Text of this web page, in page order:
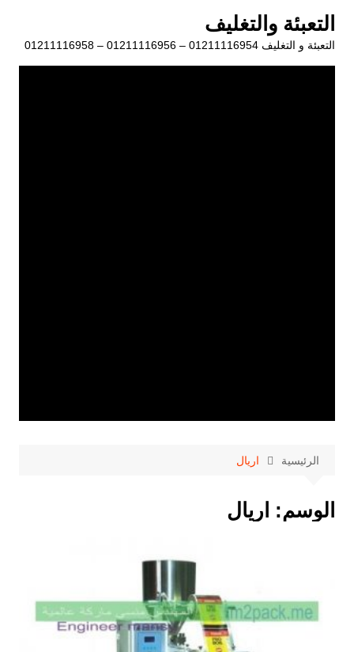
المحتوى
التعبئة والتغليف
التعبئة و التغليف 01211116954 – 01211116956 – 01211116958
الرئيسية اريال
الوسم: اريال